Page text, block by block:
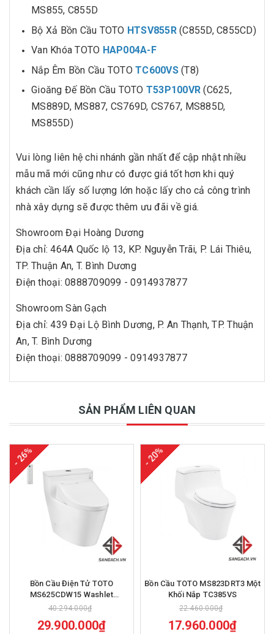
MS855, C855D
Bộ Xả Bồn Cầu TOTO HTSV855R(C855D, C855CD)
Van Khóa TOTO HAP004A-F
Nắp Êm Bồn Cầu TOTO TC600VS(T8)
Gioăng Đế Bồn Cầu TOTO T53P100VR (C625,
MS889D, MS887, CS769D, CS767, MS885D,
MS855D)
Vui lòng liên hệ chi nhánh gần nhất để cập nhật nhiều
mẫu mã mới cũng như có được giá tốt hơn khi quý
khách cần lấy số lượng lớn hoặc lấy cho cả công trình
nhà xây dựng sẽ được thêm ưu đãi về giá.
Showroom Đại Hoàng Dương
Địa chỉ: 464A Quốc lộ 13, KP. Nguyễn Trãi, P. Lái Thiêu,
TP. Thuận An, T. Bình Dương
Điện thoại: 0888709099 - 0914937877
Showroom Sàn Gạch
Địa chỉ: 439 Đại Lộ Bình Dương, P. An Thạnh, TP. Thuận
An, T. Bình Dương
Điện thoại: 0888709099 - 0914937877
SẢN PHẨM LIÊN QUAN
- 26%
Bồn Cầu Điện Tử TOTO
MS625CDW15 Washlet
TCF24460AAA C5 Giấu Dây
40.294.000₫
29.900.000₫
- 20%
Bồn Cầu TOTO MS823DRT3 Một
Khối Nắp TC385VS
22.460.000₫
17.960.000₫